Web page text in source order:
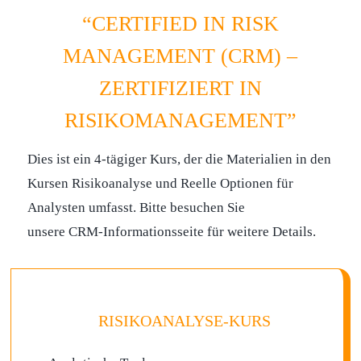
“CERTIFIED IN RISK
MANAGEMENT (CRM) –
ZERTIFIZIERT IN
RISIKOMANAGEMENT”
Dies ist ein 4-tägiger Kurs, der die Materialien in den
Kursen Risikoanalyse und Reelle Optionen für
Analysten umfasst. Bitte besuchen Sie
unsere CRM-Informationsseite für weitere Details.
RISIKOANALYSE-KURS